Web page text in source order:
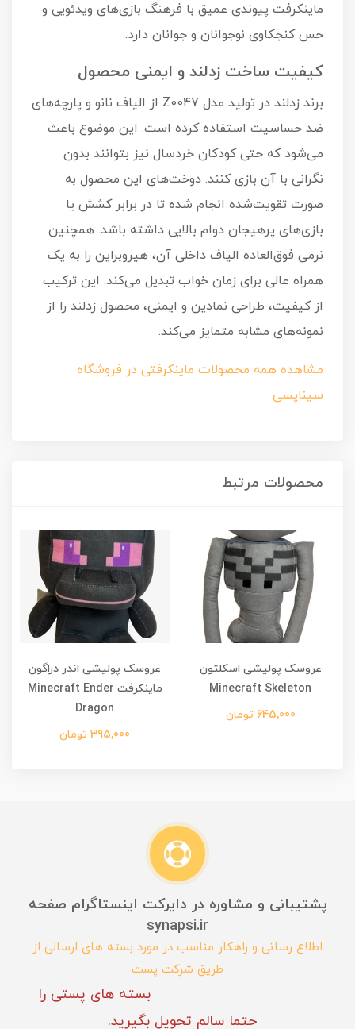
ماینکرفت پیوندی عمیق با فرهنگ بازی‌های ویدئویی و
حس کنجکاوی نوجوانان و جوانان دارد.
کیفیت ساخت زدلند و ایمنی محصول
برند زدلند در تولید مدل Z0047 از الیاف نانو و پارچه‌های
ضد حساسیت استفاده کرده است. این موضوع باعث
می‌شود که حتی کودکان خردسال نیز بتوانند بدون
نگرانی با آن بازی کنند. دوخت‌های این محصول به
صورت تقویت‌شده انجام شده تا در برابر کشش یا
بازی‌های پرهیجان دوام بالایی داشته باشد. همچنین
نرمی فوق‌العاده الیاف داخلی آن، هیروبراین را به یک
همراه عالی برای زمان خواب تبدیل می‌کند. این ترکیب
از کیفیت، طراحی نمادین و ایمنی، محصول زدلند را از
نمونه‌های مشابه متمایز می‌کند.
مشاهده همه محصولات ماینکرفتی در فروشگاه
سیناپسی
محصولات مرتبط
عروسک پولیشی اسکلتون
Minecraft Skeleton
645,000 تومان
عروسک پولیشی اندر دراگون
ماینکرفت Minecraft Ender
Dragon
395,000 تومان
پشتیبانی و مشاوره در دایرکت اینستاگرام صفحه
synapsi.ir
اطلاع رسانی و راهکار مناسب در مورد بسته های ارسالی از
طریق شرکت پست
بسته های پستی را
حتما سالم تحویل بگیرید.